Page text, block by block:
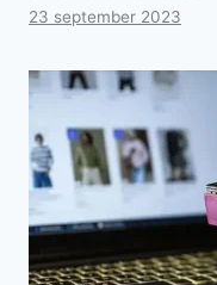
23 september 2023